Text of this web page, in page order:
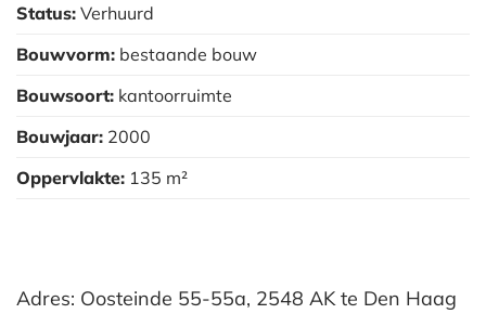
Status: Verhuurd
Bouwvorm: bestaande bouw
Bouwsoort: kantoorruimte
Bouwjaar: 2000
Oppervlakte: 135 m²
Adres: Oosteinde 55-55a, 2548 AK te Den Haag